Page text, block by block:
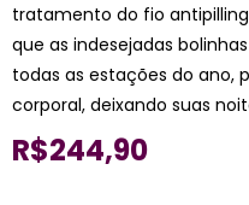
tratamento do fio
que as indesejadas
todas as estações do ano,
corporal, deixando suas
R$244,90